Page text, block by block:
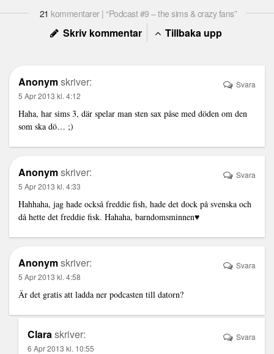
21 kommentarer | “Podcast #9 – the sims & crazy fans”
Skriv kommentar Tillbaka upp
Anonymskriver:
5 Apr 2013 kl. 4:12
Haha, har sims 3, där spelar man sten sax påse med döden om den
som ska dö… ;)
Svara
Anonymskriver:
5 Apr 2013 kl. 4:33
Hahhaha, jag hade också freddie fish, hade det dock på svenska och
då hette det freddie fisk. Hahaha, barndomsminnen♥
Svara
Anonymskriver:
5 Apr 2013 kl. 4:58
Är det gratis att ladda ner podcasten till datorn?
Svara
Claraskriver:
6 Apr 2013 kl. 10:55
Svara